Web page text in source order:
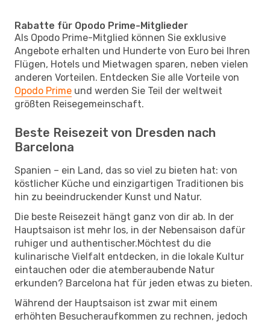
Rabatte für Opodo Prime-Mitglieder
Als Opodo Prime-Mitglied können Sie exklusive
Angebote erhalten und Hunderte von Euro bei Ihren
Flügen, Hotels und Mietwagen sparen, neben vielen
anderen Vorteilen. Entdecken Sie alle Vorteile von
Opodo Prime und werden Sie Teil der weltweit
größten Reisegemeinschaft.
Beste Reisezeit von Dresden nach
Barcelona
Spanien – ein Land, das so viel zu bieten hat: von
köstlicher Küche und einzigartigen Traditionen bis
hin zu beeindruckender Kunst und Natur.
Die beste Reisezeit hängt ganz von dir ab. In der
Hauptsaison ist mehr los, in der Nebensaison dafür
ruhiger und authentischer.Möchtest du die
kulinarische Vielfalt entdecken, in die lokale Kultur
eintauchen oder die atemberaubende Natur
erkunden? Barcelona hat für jeden etwas zu bieten.
Während der Hauptsaison ist zwar mit einem
erhöhten Besucheraufkommen zu rechnen, jedoch